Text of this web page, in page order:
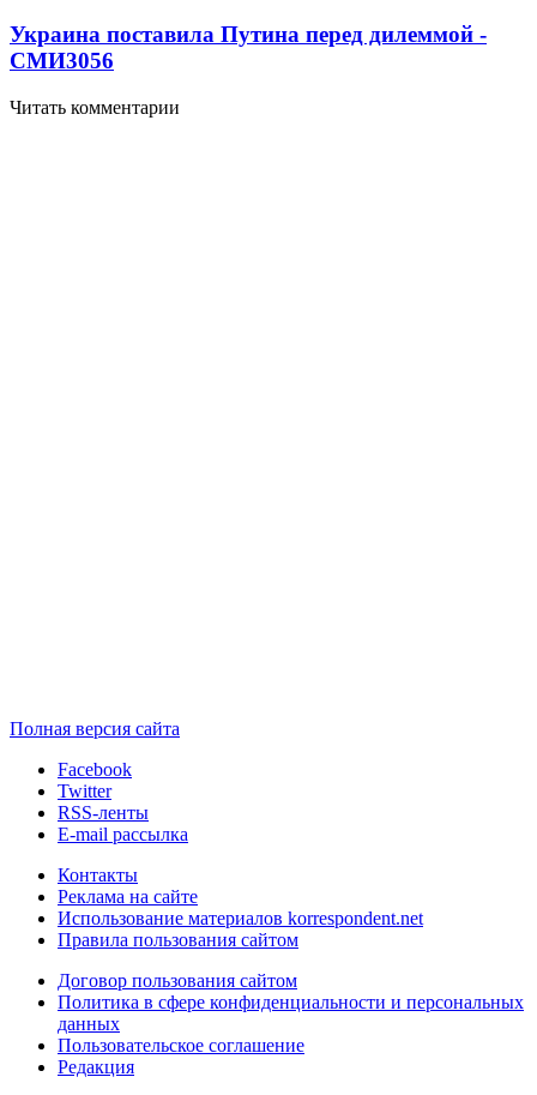
Украина поставила Путина перед дилеммой -
СМИ3056
Читать комментарии
Полная версия сайта
Facebook
Twitter
RSS-ленты
E-mail рассылка
Контакты
Реклама на сайте
Использование материалов korrespondent.net
Правила пользования сайтом
Договор пользования сайтом
Политика в сфере конфиденциальности и персональных
данных
Пользовательское соглашение
Редакция